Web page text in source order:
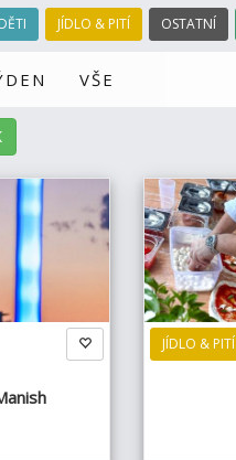
DĚTI JÍDLO & PITÍ OSTATNÍ
VŠE
JÍDLO & PITÍ